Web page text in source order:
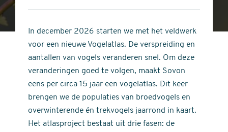
stars
of
stars
In december 2026 starten we met het veldwerk
voor een nieuwe Vogelatlas. De verspreiding en
aantallen van vogels veranderen snel. Om deze
veranderingen goed te volgen, maakt Sovon
eens per circa 15 jaar een vogelatlas. Dit keer
brengen we de populaties van broedvogels en
overwinterende én trekvogels jaarrond in kaart.
Het atlasproject bestaat uit drie fasen: de